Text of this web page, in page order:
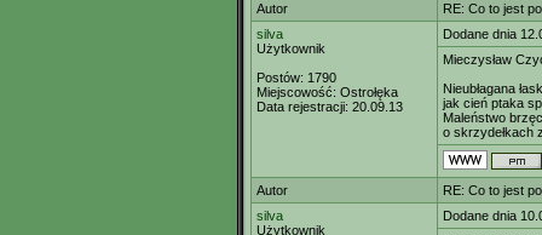
Autor
RE: Co to jest
silva
Użytkownik
Postów: 1790
Miejscowość: Ostrołęka
Data rejestracji: 20.09.13
Dodane dnia
Mieczysław
Nieubłagana
jak cień ptaka
Maleństwo
o skrzydełkach
Autor
RE: Co to jest
silva
Użytkownik
Dodane dnia